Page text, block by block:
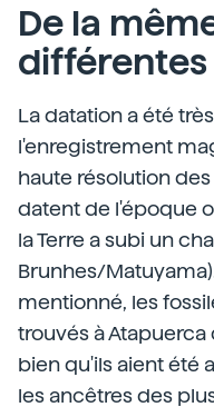
De la
différentes
La datation a été
l'enregistrement
haute résolution
datent de l'époque
la Terre a subi un
Brunhes/
mentionné, les
trouvés à
bien qu'ils aient été
les ancêtres des